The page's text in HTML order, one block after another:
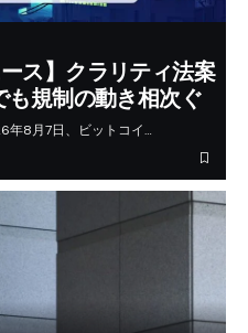
ス】クラリティ法案
規制の動き相次ぐ
年8月7日、ビットコイ…